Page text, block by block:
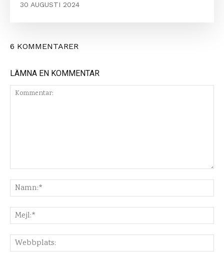
30 AUGUSTI 2024
6 KOMMENTARER
LÄMNA EN KOMMENTAR